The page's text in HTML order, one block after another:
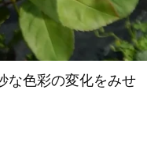
な色彩の変化をみせ